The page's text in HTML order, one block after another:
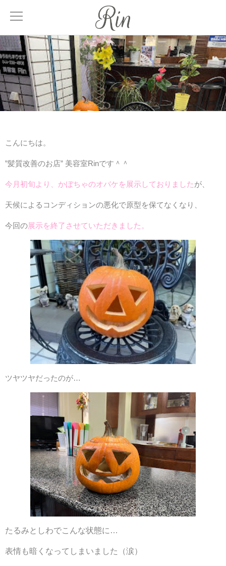
About
サロンについて
Menu
メニュー
エステティック
ブログ
Access
アクセス
こんにちは。
”髪質改善のお店” 美容室Rinです＾＾
今月初旬より、かぼちゃのオバケを展示しておりましたが、
天候によるコンディションの悪化で原型を保てなくなり、
今回の展示を終了させていただきました。
ツヤツヤだったのが…
たるみとしわでこんな状態に…
表情も暗くなってしまいました（涙）